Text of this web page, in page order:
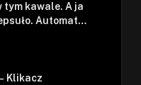
tym kawale. A ja
Automat
Klikacz